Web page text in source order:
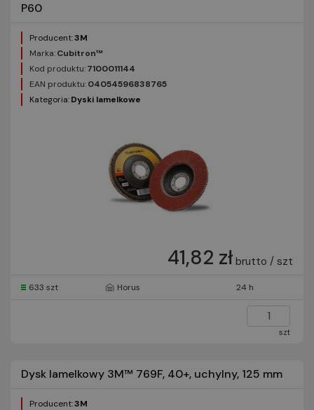
P60
Producent:3M
Marka:Cubitron™
Kod produktu:7100011144
EAN produktu:04054596838765
Kategoria:Dyski lamelkowe
41,82 zł brutto / szt
633 szt Horus 24 h
szt
Dysk lamelkowy 3M™ 769F, 40+, uchylny, 125 mm
Producent:3M